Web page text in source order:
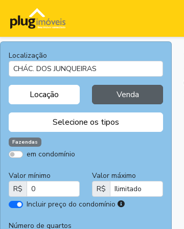
Localização
Locação Venda
Selecione os tipos
Casas
Casas
Comerciais
Salas
Chácaras e
Fazendas
em condomínio
Valor mínimo
R$
Valor máximo
R$
Incluir preço do condomínio
I
Número de quartos